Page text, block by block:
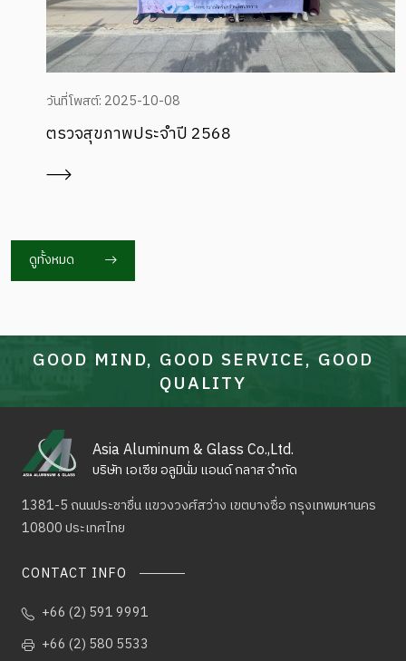
วันที่โพสต์: 2025-10-08
ตรวจสุขภาพประจำปี 2568
ดูทั้งหมด
GOOD MIND, GOOD SERVICE, GOOD
QUALITY
Asia Aluminum & Glass Co.,Ltd.
บริษัท เอเซีย อลูมินั่ม แอนด์ กลาส จำกัด
1381-5 ถนนประชาชื่น แขวงวงศ์สว่าง เขตบางซื่อกรุงเทพมหานคร
10800 ประเทศไทย
CONTACT INFO
+66 (2) 591 9991
+66 (2) 580 5533